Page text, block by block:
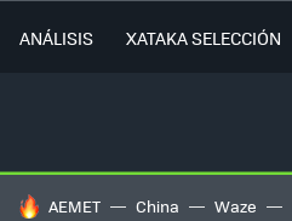
ANÁLISIS XATAKA SELECCIÓN
HOY SE HABLA DE
AEMET China Waze